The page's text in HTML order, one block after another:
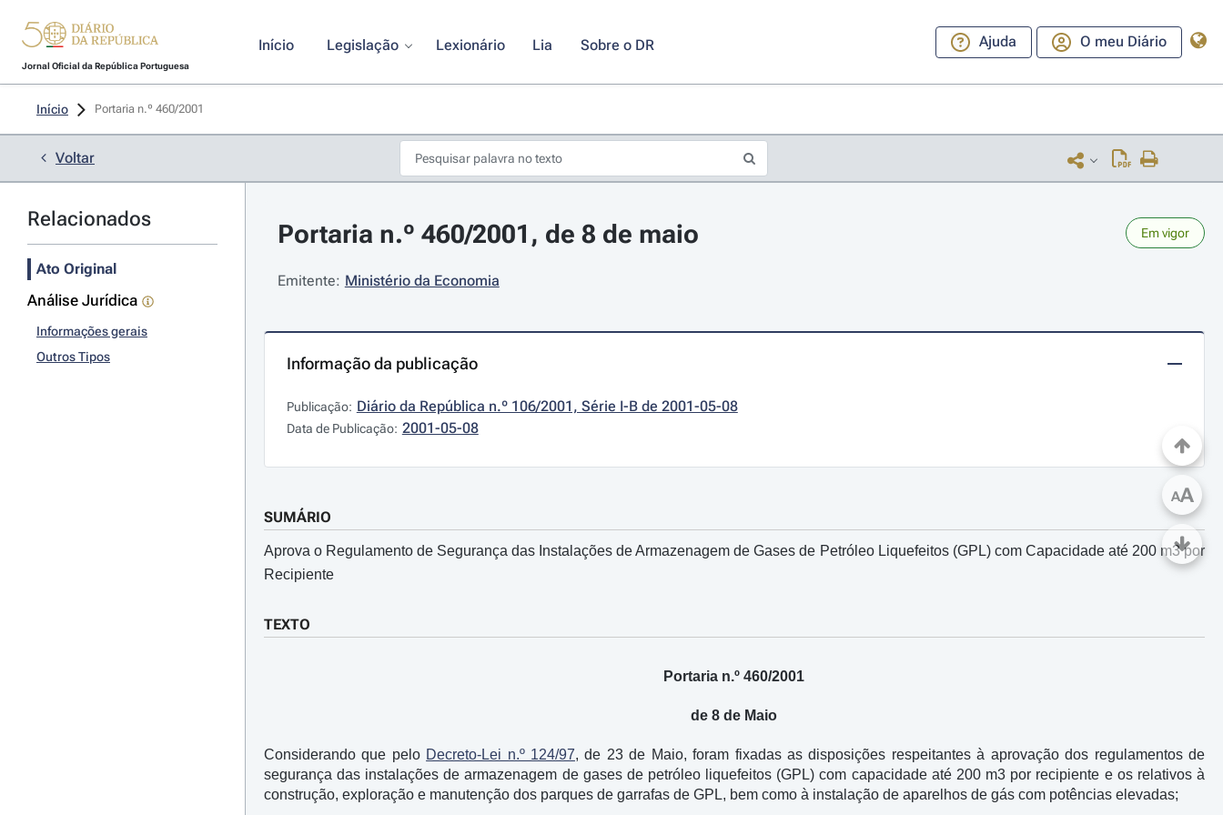
Jornal Oficial da República Portuguesa
Início Legislação Lexionário Lia Sobre o DR Ajuda O meu Diário
Início Portaria n.º 460/2001
Voltar
Relacionados
Ato Original
Análise Jurídica
Informações gerais
Outros Tipos
Portaria n.º 460/2001, de 8 de maio Em vigor
Emitente: Ministério da Economia
Informação da publicação
Publicação: Diário da República n.º 106/2001, Série I-B de 2001-05-08
Data de Publicação: 2001-05-08
SUMÁRIO
Aprova o Regulamento de Segurança das Instalações de Armazenagem de Gases de Petróleo Liquefeitos (GPL) com Capacidade até 200 m3 por
Recipiente
TEXTO
Portaria n.º 460/2001
de 8 de Maio
Considerando que pelo Decreto-Lei n.º 124/97, de 23 de Maio, foram fixadas as disposições respeitantes à aprovação dos regulamentos de
segurança das instalações de armazenagem de gases de petróleo liquefeitos (GPL) com capacidade até 200 m3 por recipiente e os relativos à
construção, exploração e manutenção dos parques de garrafas de GPL, bem como à instalação de aparelhos de gás com potências elevadas;
AA